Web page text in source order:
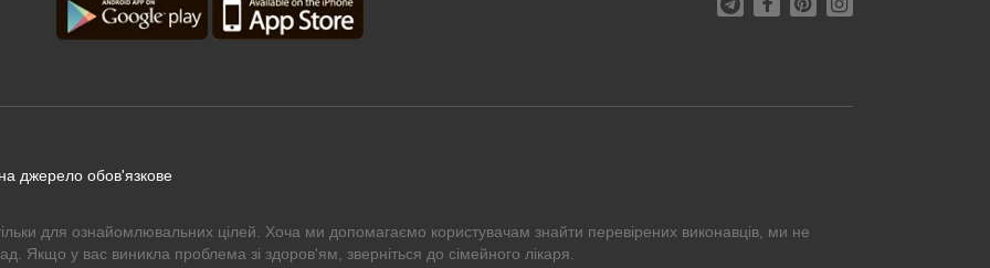
джерело обов'язкове
для ознайомлювальних цілей. Хоча ми допомагаємо користувачам знайти перевірених виконавців, ми не
Якщо у вас виникла проблема зі здоров'ям, зверніться до сімейного лікаря.